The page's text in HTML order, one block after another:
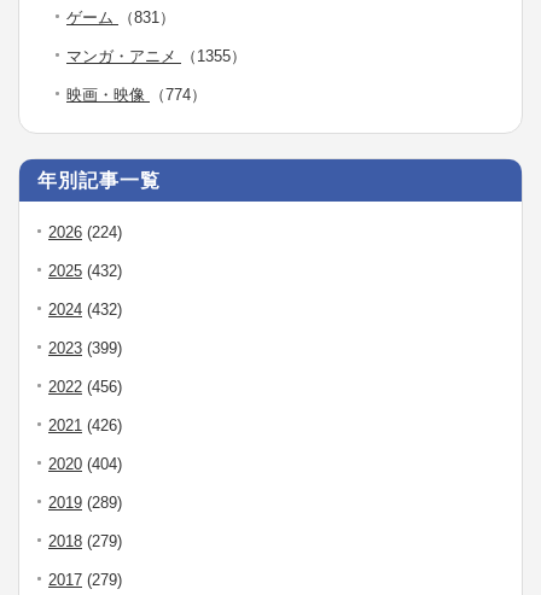
ゲーム （831）
マンガ・アニメ （1355）
映画・映像 （774）
年別記事一覧
2026 (224)
2025 (432)
2024 (432)
2023 (399)
2022 (456)
2021 (426)
2020 (404)
2019 (289)
2018 (279)
2017 (279)